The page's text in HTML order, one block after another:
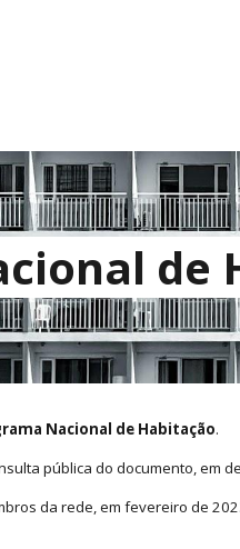
de
Nacional de Habitação.
pública do documento, em
da rede, em fevereiro de